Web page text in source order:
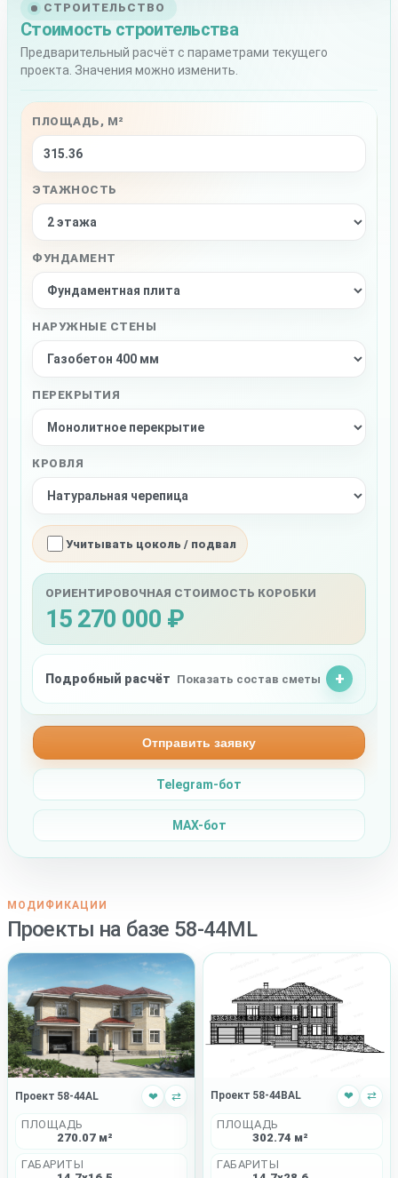
СТРОИТЕЛЬСТВО
Стоимость строительства
Предварительный расчёт с параметрами текущего
проекта. Значения можно изменить.
ПЛОЩАДЬ, М²
ЭТАЖНОСТЬ
ФУНДАМЕНТ
НАРУЖНЫЕ СТЕНЫ
ПЕРЕКРЫТИЯ
КРОВЛЯ
Учитывать цоколь / подвал
ОРИЕНТИРОВОЧНАЯ СТОИМОСТЬ КОРОБКИ
15 270 000 ₽
Подробный расчёт Показать состав сметы
Отправить заявку
Telegram-бот
MAX-бот
МОДИФИКАЦИИ
Проекты на базе 58-44ML
Проект 58-44AL ❤ ⇄
ПЛОЩАДЬ
270.07 м²
ГАБАРИТЫ
Проект 58-44BAL ❤ ⇄
ПЛОЩАДЬ
302.74 м²
ГАБАРИТЫ